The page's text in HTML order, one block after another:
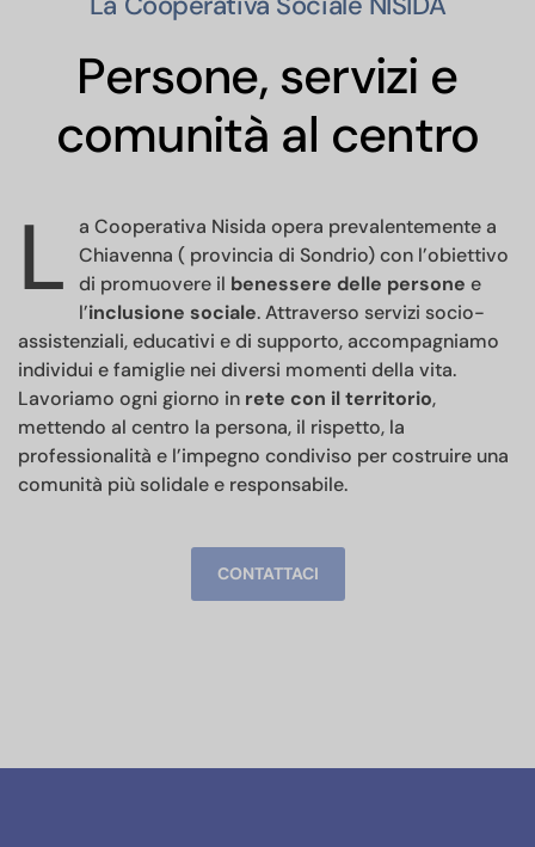
Persone, servizi e
comunità al centro
L
a Cooperativa Nisida opera prevalentemente a
Chiavenna ( provincia di Sondrio) con l’obiettivo
di promuovere il benessere delle persone e
l’inclusione sociale. Attraverso servizi socio-
assistenziali, educativi e di supporto, accompagniamo
individui e famiglie nei diversi momenti della vita.
Lavoriamo ogni giorno in rete con il territorio,
mettendo al centro la persona, il rispetto, la
professionalità e l’impegno condiviso per costruire una
comunità più solidale e responsabile.
CONTATTACI